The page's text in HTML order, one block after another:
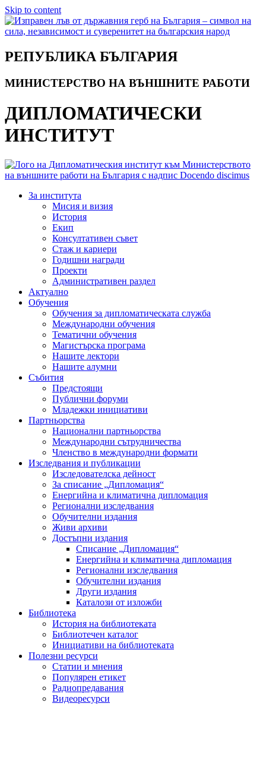
Skip to content
РЕПУБЛИКА БЪЛГАРИЯ
МИНИСТЕРСТВО НА ВЪНШНИТЕ РАБОТИ
ДИПЛОМАТИЧЕСКИ
ИНСТИТУТ
За института
Мисия и визия
История
Екип
Консултативен съвет
Стаж и кариери
Годишни награди
Проекти
Административен раздел
Актуално
Обучения
Обучения за дипломатическата служба
Международни обучения
Тематични обучения
Магистърска програма
Нашите лектори
Нашите алумни
Събития
Предстоящи
Публични форуми
Младежки инициативи
Партньорства
Национални партньорства
Международни сътрудничества
Членство в международни формати
Изследвания и публикации
Изследователска дейност
За списание „Дипломация“
Енергийна и климатична дипломация
Регионални изследвания
Обучителни издания
Живи архиви
Достъпни издания
Списание „Дипломация“
Енергийна и климатична дипломация
Регионални изследвания
Обучителни издания
Други издания
Каталози от изложби
Библиотека
История на библиотеката
Библиотечен каталог
Инициативи на библиотеката
Полезни ресурси
Статии и мнения
Популярен етикет
Радиопредавания
Видеоресурси